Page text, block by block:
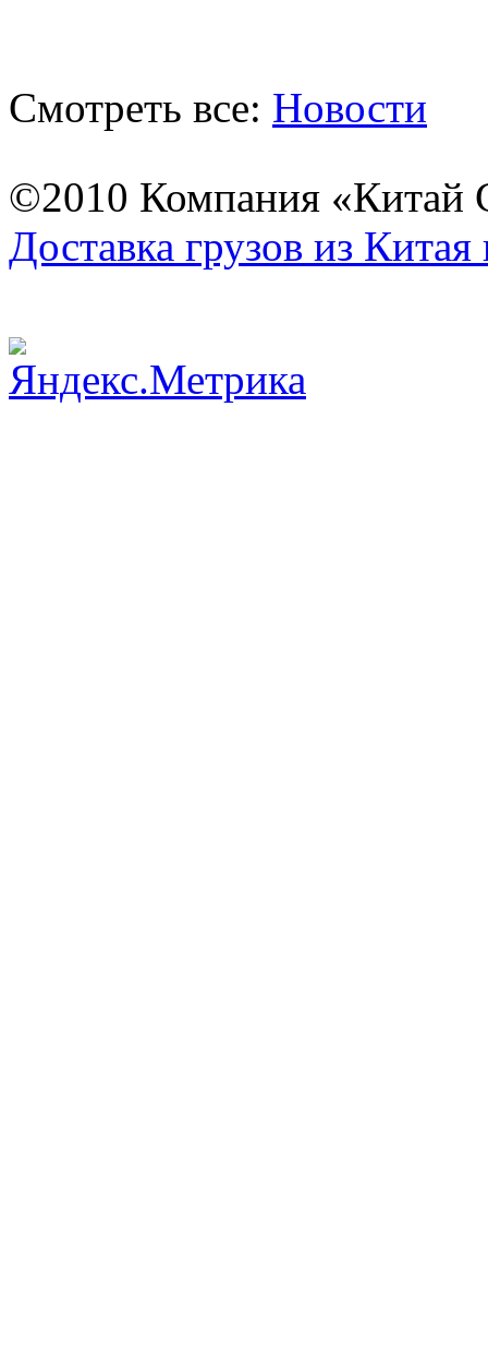
Смотреть все: Новости
©2010 Компания «Китай
Доставка грузов из